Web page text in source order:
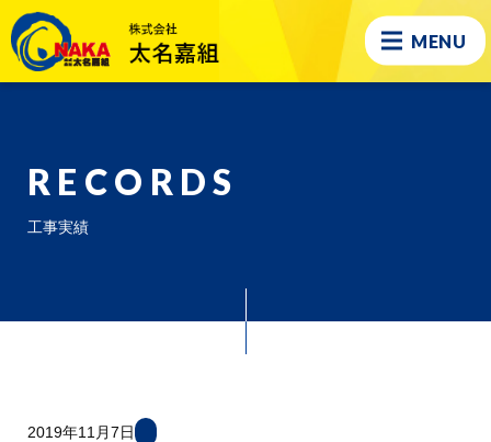
MENU
RECORDS
工事実績
2019年11月7日